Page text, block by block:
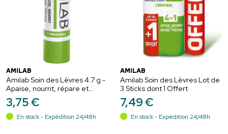
AMILAB
Amilab Soin des Lèvres 4.7 g -
Apaise, nourrit, répare et
protège les lèvres
3,75€
En stock - Expédition 24/48h
AMILAB
Amilab Soin des Lèvres Lot de
3 Sticks dont 1 Offert
7,49€
En stock - Expédition 24/48h